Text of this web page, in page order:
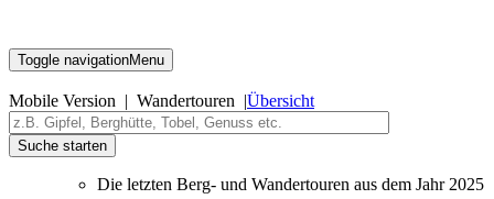
Toggle navigationMenu
Mobile Version | Wandertouren |Übersicht
Suche starten
Die letzten Berg- und Wandertouren aus dem Jahr 2025